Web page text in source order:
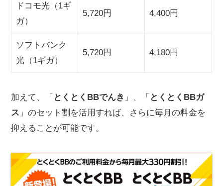
ドコモ光（1ギ
ガ）
5,720円 4,400円
ソフトバンク
光（1ギガ）
5,720円 4,180円
加えて、「 とくとくBBでんき 」、「 とくとくBBガ
ス 」のセット割を活用すれば、さらに毎月の料金を
抑えることが可能です。